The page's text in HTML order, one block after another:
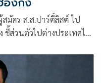
มัคร ส.ส.ปาร์ตี้ลิสต์ ไป
ชี้ส่วนตัวไปต่างประเทศไม่